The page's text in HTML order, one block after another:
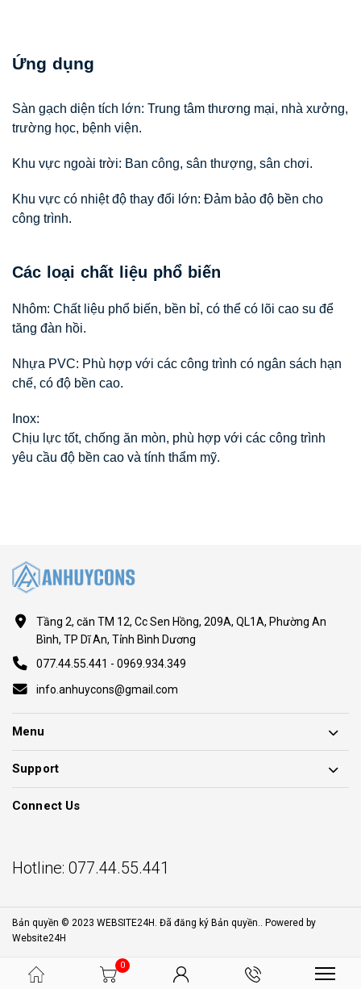
Ứng dụng
Sàn gạch diện tích lớn: Trung tâm thương mại, nhà xưởng,
trường học, bệnh viện.
Khu vực ngoài trời: Ban công, sân thượng, sân chơi.
Khu vực có nhiệt độ thay đổi lớn: Đảm bảo độ bền cho
công trình.
Các loại chất liệu phổ biến
Nhôm: Chất liệu phổ biến, bền bỉ, có thể có lõi cao su để
tăng đàn hồi.
Nhựa PVC: Phù hợp với các công trình có ngân sách hạn
chế, có độ bền cao.
Inox:
Chịu lực tốt, chống ăn mòn, phù hợp với các công trình
yêu cầu độ bền cao và tính thẩm mỹ.
Tầng 2, căn TM 12, Cc Sen Hồng, 209A, QL1A, Phường An
Bình, TP Dĩ An, Tỉnh Bình Dương
077.44.55.441 - 0969.934.349
info.anhuycons@gmail.com
Menu
Support
Connect Us
Hotline: 077.44.55.441
Bản quyền © 2023 WEBSITE24H. Đã đăng ký Bản quyền.. Powered by
Website24H
0